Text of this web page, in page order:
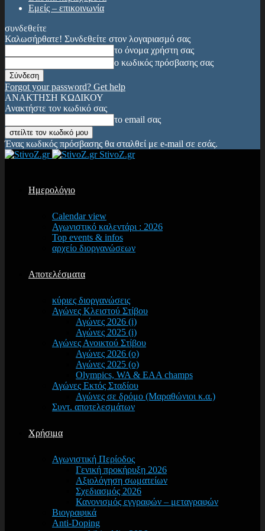
Εμείς – επικοινωνία
συνδεθείτε
Καλωσήρθατε! Συνδεθείτε στον λογαριασμό σας
το όνομα χρήστη σας
ο κωδικός πρόσβασης σας
Forgot your password? Get help
ΑΝΑΚΤΗΣΗ ΚΩΔΙΚΟΥ
Ανακτήστε τον κωδικό σας
το email σας
Ένας κωδικός πρόσβασης θα σταλθεί με e-mail σε εσάς.
StivoZ.gr
Ημερολόγιο
Calendar view
Αγωνιστικό καλεντάρι : 2026
Top events & infos
αρχείο διοργανώσεων
Αποτελέσματα
κύριες διοργανώσεις
Αγώνες Κλειστού Στίβου
Αγώνες 2026 (i)
Αγώνες 2025 (i)
Αγώνες Ανοικτού Στίβου
Αγώνες 2026 (o)
Αγώνες 2025 (o)
Olympics, WA & EAA champs
Αγώνες Εκτός Σταδίου
Αγώνες σε δρόμο (Μαραθώνιοι κ.α.)
Συντ. αποτελεσμάτων
Χρήσιμα
Αγωνιστική Περίοδος
Γενική προκήρυξη 2026
Αξιολόγηση σωματείων
Σχεδιασμός 2026
Κανονισμός εγγραφών – μεταγραφών
Βιογραφικά
Anti-Doping